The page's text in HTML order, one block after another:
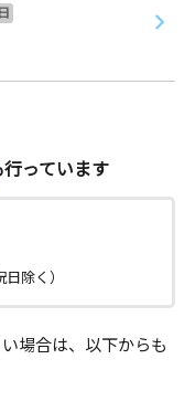
日
行っています
除く）
場合は、以下からも